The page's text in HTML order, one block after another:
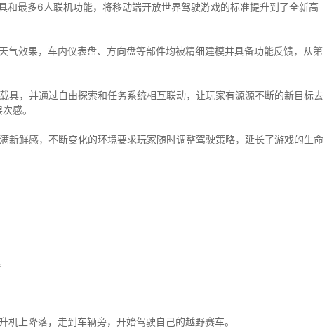
和最多6人联机功能，将移动端开放世界驾驶游戏的标准提升到了全新高
气效果，车内仪表盘、方向盘等部件均被精细建模并具备功能反馈，从第
具，并通过自由探索和任务系统相互联动，让玩家有源源不断的新目标去
感。
新鲜感，不断变化的环境要求玩家随时调整驾驶策略，延长了游戏的生命
上降落，走到车辆旁，开始驾驶自己的越野赛车。